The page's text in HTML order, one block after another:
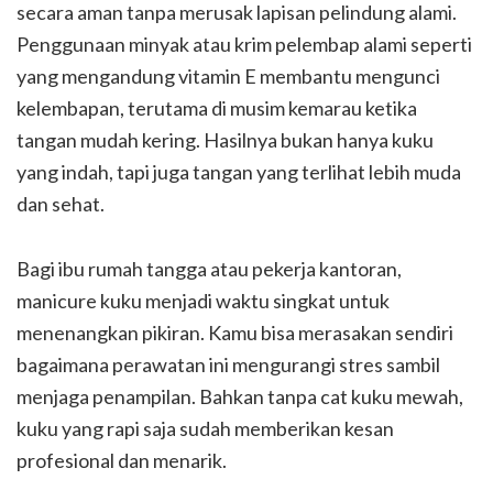
secara aman tanpa merusak lapisan pelindung alami.
Penggunaan minyak atau krim pelembap alami seperti
yang mengandung vitamin E membantu mengunci
kelembapan, terutama di musim kemarau ketika
tangan mudah kering. Hasilnya bukan hanya kuku
yang indah, tapi juga tangan yang terlihat lebih muda
dan sehat.
Bagi ibu rumah tangga atau pekerja kantoran,
manicure kuku menjadi waktu singkat untuk
menenangkan pikiran. Kamu bisa merasakan sendiri
bagaimana perawatan ini mengurangi stres sambil
menjaga penampilan. Bahkan tanpa cat kuku mewah,
kuku yang rapi saja sudah memberikan kesan
profesional dan menarik.